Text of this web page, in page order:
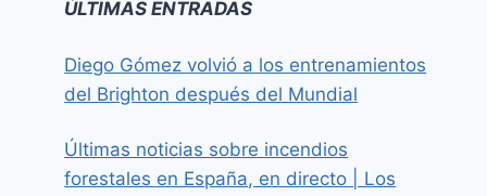
ÚLTIMAS ENTRADAS
Diego Gómez volvió a los entrenamientos
del Brighton después del Mundial
Últimas noticias sobre incendios
forestales en España, en directo | Los